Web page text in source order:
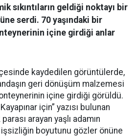
sıkıntıların geldiği noktayı bir
serdi. 70 yaşındaki bir
içine girdiği anlar
kaydedilen görüntülerde,
geri dönüşüm malzemesi
içine girdiği görüldü.
için” yazısı bulunan
arayan yaşlı adamın
boyutunu gözler önüne